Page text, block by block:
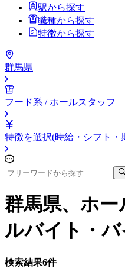
駅から探す
職種から探す
特徴から探す
群馬県
フード系 / ホールスタッフ
特徴を選択(時給・シフト・
群馬県、ホー
ルバイト・
検索結果6件